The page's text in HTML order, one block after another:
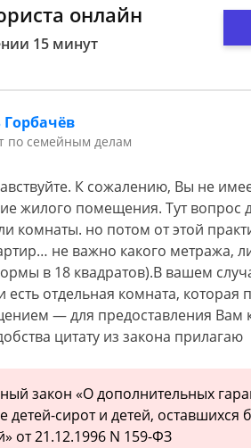
онлайн
15 минут
Горбачёв
по семейным делам
К сожалению, Вы не
жилого помещения. Тут вопрос
комнаты. но потом от этой
не важно какого метража,
в 18 квадратов).В вашем
есть отдельная комната, которая
— для предоставления Вам
цитату из закона прилагаю
закон «О дополнительных
детей-сирот и детей, оставшихся
от 21.12.1996 N 159-ФЗ